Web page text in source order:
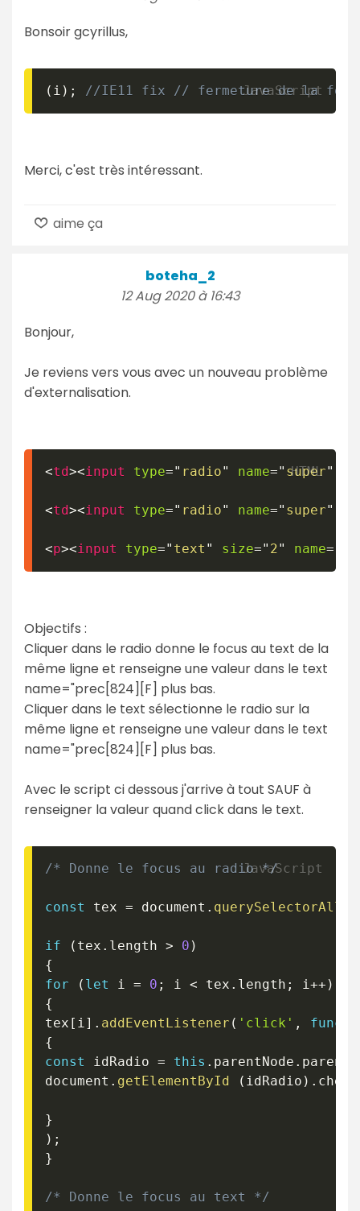
Bonsoir gcyrillus,
( i ) ; //IE11 fix // fermeture de la
Merci, c'est très intéressant.
aime ça
boteha_2
12 Aug 2020 à 16:43
Bonjour,
Je reviens vers vous avec un nouveau problème
d'externalisation.
<td><input type=" radio" name=" super"
<td><input type=" radio" name=" super"
<p><input type=" text " size=" 2" name=
Objectifs :
Cliquer dans le radio donne le focus au text de la
même ligne et renseigne une valeur dans le text
name="prec[824][F] plus bas.
Cliquer dans le text sélectionne le radio sur la
même ligne et renseigne une valeur dans le text
name="prec[824][F] plus bas.
Avec le script ci dessous j'arrive à tout SAUF à
renseigner la valeur quand click dans le text.
/* Donne le focus au radio */
const tex = document . querySelectorAll
if ( tex . length > 0 )
{
for
( let i = 0 ; i < tex . length ; i ++ )
{
tex [ i ] . addEventListener ( 'click' ,
{
const
idRadio = this . parentNode .
document . getElementById ( idRadio ) .
}
) ;
}
/* Donne le focus au text */